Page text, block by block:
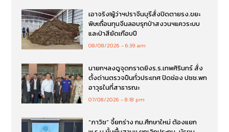
เอาจริง!ผู้ว่าฯปราจีนบุรีสั่งปิดตายรง.ขยะ
พิษเถื่อนทุนจีนลอบรุกป่าสงวนฯแควระบบ
และป่าสียัดเกือบปี
08/08/2026 6:39 am
นายกฯลงดูจุดกราดยิงร.ร.เทพศิรินทร์ สั่ง
ตั้งด่านตรวจปืนทั่วประเทศ ปิดช่อง ปชช.พก
อาวุธในที่สาธารณะ
07/08/2026 8:18 pm
“ภาวิช” จี้ยกร่าง กม.ศึกษาใหม่ ต้องแยก